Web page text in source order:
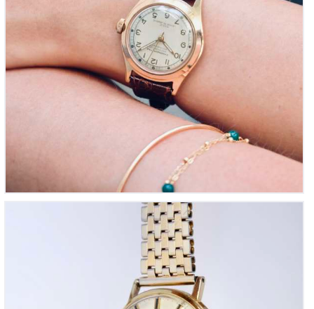
Pontiac Nageur